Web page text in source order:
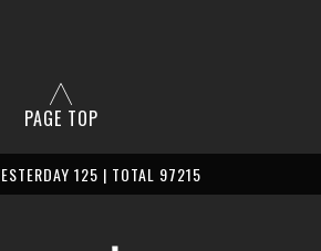
PAGE TOP
125 | TOTAL 97215